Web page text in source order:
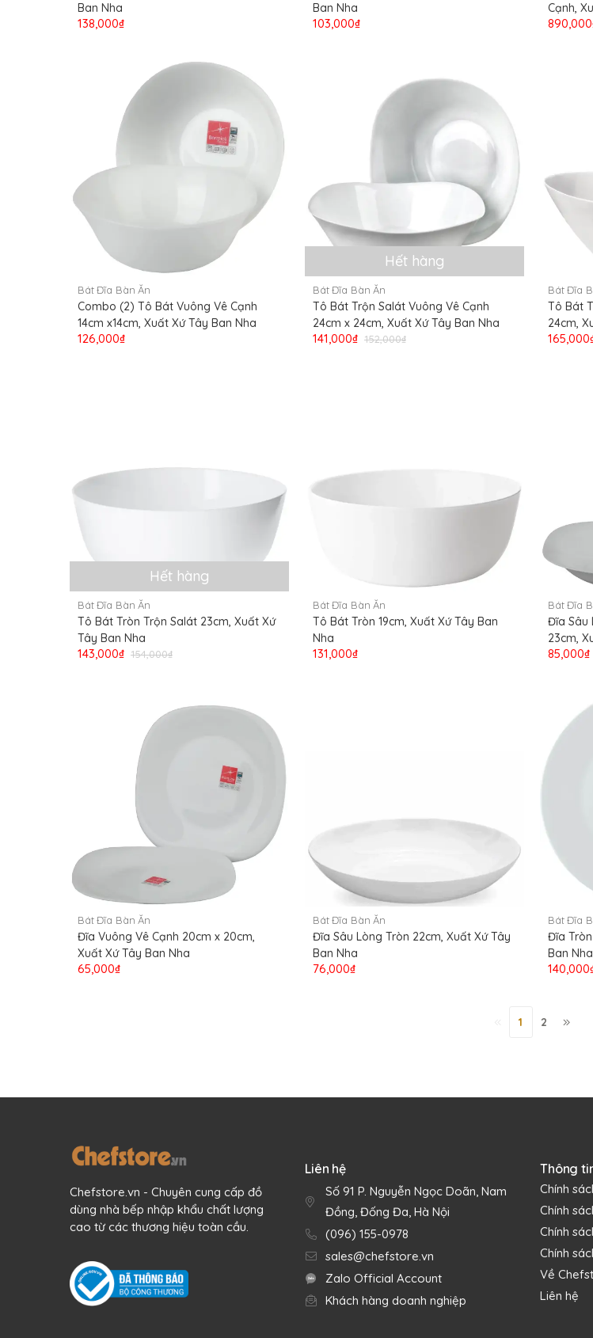
Ban Nha
138,000₫
Ban Nha
103,000₫
Cạnh,
Bát Đĩa Bàn Ăn
Combo (2) Tô Bát Vuông Vê Cạnh
14cm x14cm, Xuất Xứ Tây Ban Nha
126,000₫
Hết hàng
Bát Đĩa Bàn Ăn
Tô Bát Trộn Salát Vuông Vê Cạnh
24cm x 24cm, Xuất Xứ Tây Ban Nha
141,000₫ 152,000₫
Bát Đĩa
Tô Bát
24cm,
Hết hàng
Bát Đĩa Bàn Ăn
Tô Bát Tròn Trộn Salát 23cm, Xuất Xứ
Tây Ban Nha
143,000₫ 154,000₫
Bát Đĩa Bàn Ăn
Tô Bát Tròn 19cm, Xuất Xứ Tây Ban
Nha
131,000₫
Bát Đĩa
Đĩa Sâu
23cm,
85,000₫
Bát Đĩa Bàn Ăn
Đĩa Vuông Vê Cạnh 20cm x 20cm,
Xuất Xứ Tây Ban Nha
65,000₫
Bát Đĩa Bàn Ăn
Đĩa Sâu Lòng Tròn 22cm, Xuất Xứ Tây
Ban Nha
76,000₫
Bát Đĩa
Đĩa
Ban Nha
1 2
Chefstore.vn - Chuyên cung cấp đồ
dùng nhà bếp nhập khẩu chất lượng
cao từ các thương hiệu toàn cầu.
Liên hệ
Số 91 P. Nguyễn Ngọc Doãn, Nam
Đồng, Đống Đa, Hà Nội
(096) 155-0978
sales@chefstore.vn
Zalo Official Account
Khách hàng doanh nghiệp
Thông
Chính
Chính
Chính
Chính
Về
Liên hệ